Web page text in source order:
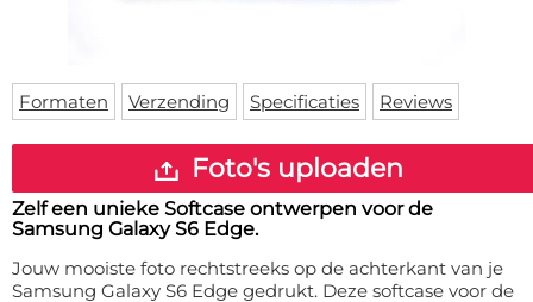
Inloggen
WhatsApp
Formaten Verzending Specificaties Reviews
Foto's uploaden
Zelf een unieke Softcase ontwerpen voor de
Samsung Galaxy S6 Edge.
Jouw mooiste foto rechtstreeks op de achterkant van je
Samsung Galaxy S6 Edge gedrukt. Deze softcase voor de